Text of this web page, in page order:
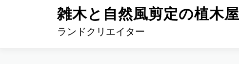
ン
雑木と自然風剪定の植木屋
ランドクリエイター